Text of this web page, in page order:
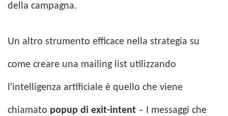
della campagna.
Un altro strumento efficace nella strategia su
come creare una mailing list utilizzando
l'intelligenza artificiale è quello che viene
chiamato popup di exit-intent – I messaggi che